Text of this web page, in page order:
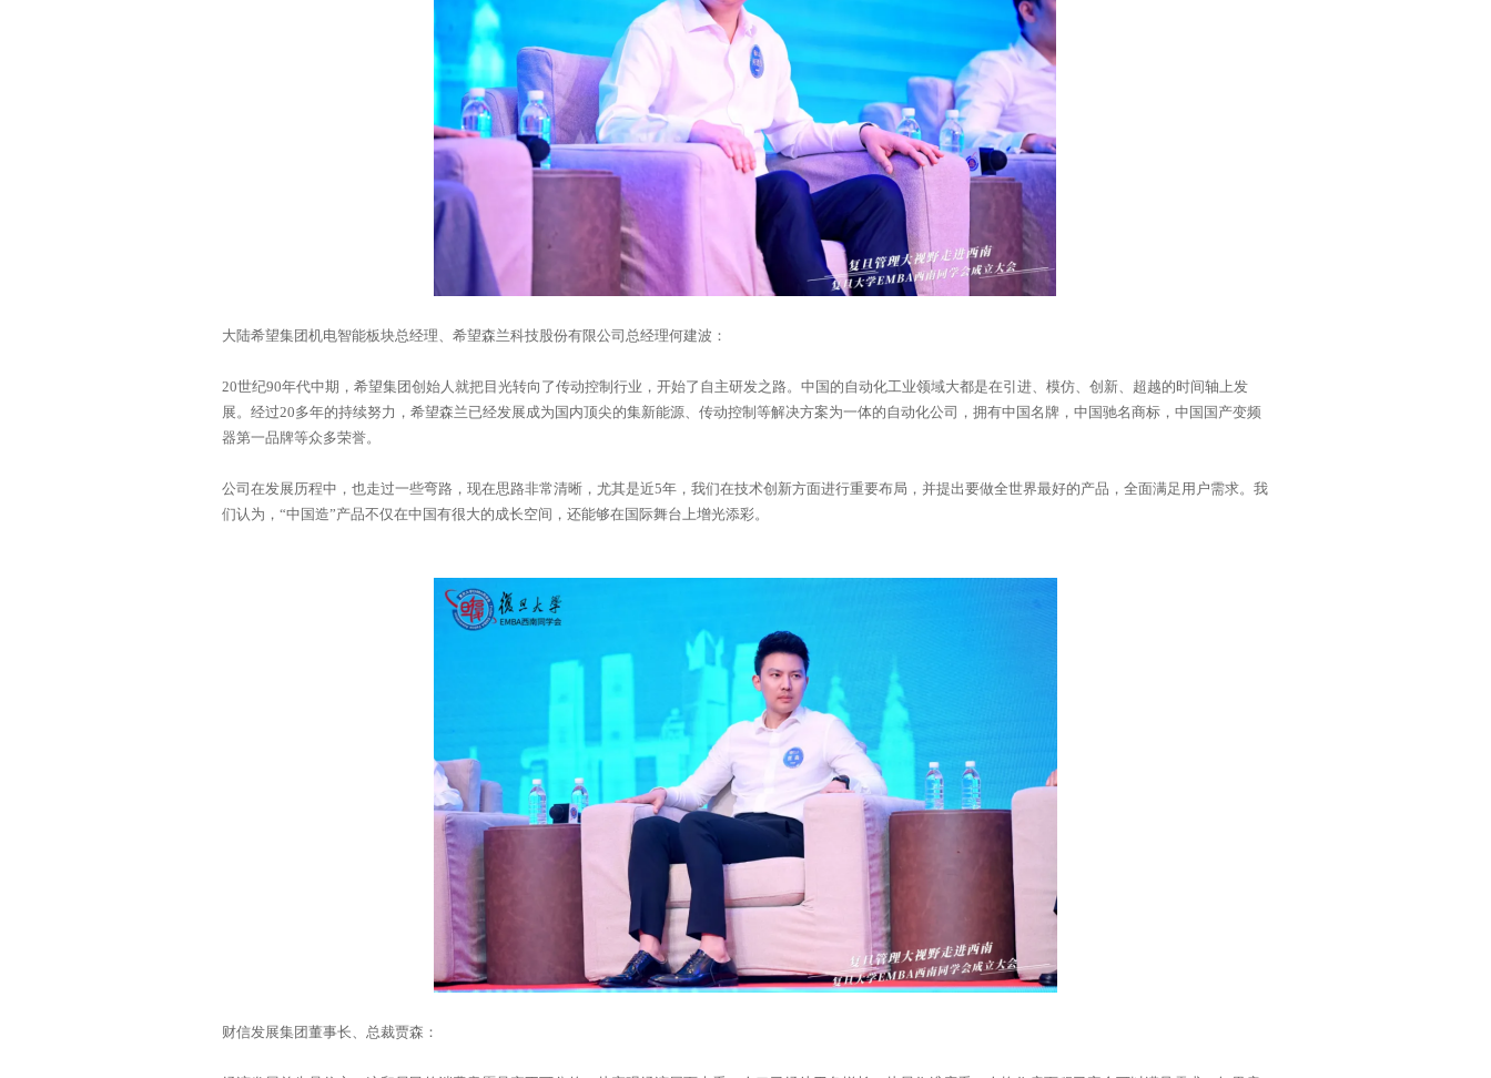
大陆希望集团机电智能板块总经理、希望森兰科技股份有限公司总经理何建波：
器第一品牌等众多荣誉。
们认为，“中国造”产品不仅在中国有很大的成长空间，还能够在国际舞台上增光添彩。
财信发展集团董事长、总裁贾森：